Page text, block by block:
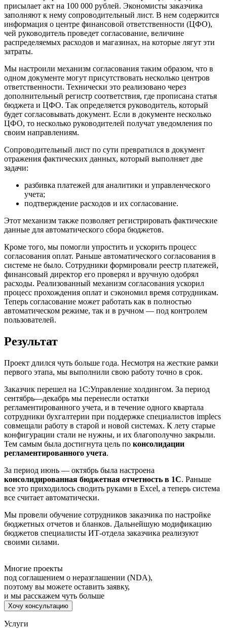
присылает акт на 100 000 рублей. Экономисты заказчика
заполняют к нему сопроводительный лист. В нем содержится
информация о центре финансовой ответственности (ЦФО),
чей руководитель проведет согласование, величине
распределяемых расходов и магазинах, на которые лягут эти
затраты.
Мы настроили механизм согласования таким образом, что в
одном документе могут присутствовать несколько центров
ответственности. Технически это реализовано через
дополнительный регистр соответствия, где прописана статья
бюджета и ЦФО. Так определяется руководитель, который
будет согласовывать документ. Если в документе несколько
ЦФО, то несколько руководителей получат уведомления по
своим направлениям.
Сопроводительный лист по сути превратился в документ
отражения фактических данных, который выполняет две
задачи:
разбивка платежей для аналитики и управленческого
учета;
подтверждение расходов и их согласование.
Этот механизм также позволяет регистрировать фактические
данные для автоматического сбора бюджетов.
Кроме того, мы помогли упростить и ускорить процесс
согласования оплат. Раньше автоматического согласования в
системе не было. Сотрудники формировали реестр платежей,
финансовый директор его проверял и вручную одобрял
расходы. Реализованный механизм согласования ускорил
процесс прохождения оплат и сэкономил время сотрудникам.
Теперь согласование может работать как в полностью
автоматическом режиме, так и в ручном — под контролем
пользователей.
Результат
Проект длился чуть больше года. Несмотря на жесткие рамки
первого этапа, мы выполнили свою работу точно в срок.
Заказчик перешел на 1С:Управление холдингом. За период
сентябрь—декабрь мы перенесли остатки
регламентированного учета, и в течение одного квартала
сотрудники бухгалтерии при поддержке специалистов implecs
совмещали работу в старой и новой системах. К лету старые
конфигурации стали не нужны, и их благополучно закрыли.
Тем самым была достигнута цель по консолидации
регламентированного учета.
За период июнь — октябрь была настроена
консолидированная бюджетная отчетность в 1С. Раньше
все это приходилось сводить руками в Excel, а теперь система
все считает автоматически.
Мы провели обучение сотрудников заказчика по настройке
бюджетных отчетов и бланков. Дальнейшую модификацию
бюджетов специалисты ИТ-отдела заказчика реализуют
своими силами.
Многие проекты
под соглашением о неразглашении (NDA),
поэтому вы можете оставить заявку,
и мы расскажем чуть больше
Хочу консультацию
Услуги